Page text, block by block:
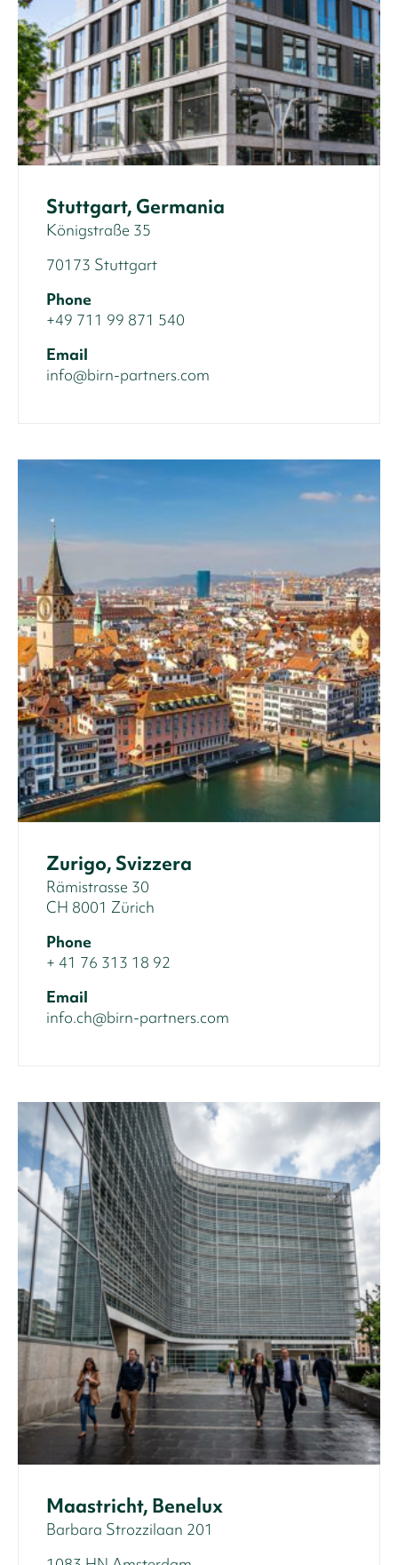
Stuttgart, Germania
Königstraße 35
70173 Stuttgart
Phone
+49 711 99 871 540
Email
info@birn-partners.com
Zurigo, Svizzera
Rämistrasse 30
CH 8001 Zürich
Phone
+ 41 76 313 18 92
Email
info.ch@birn-partners.com
Maastricht, Benelux
Barbara Strozzilaan 201